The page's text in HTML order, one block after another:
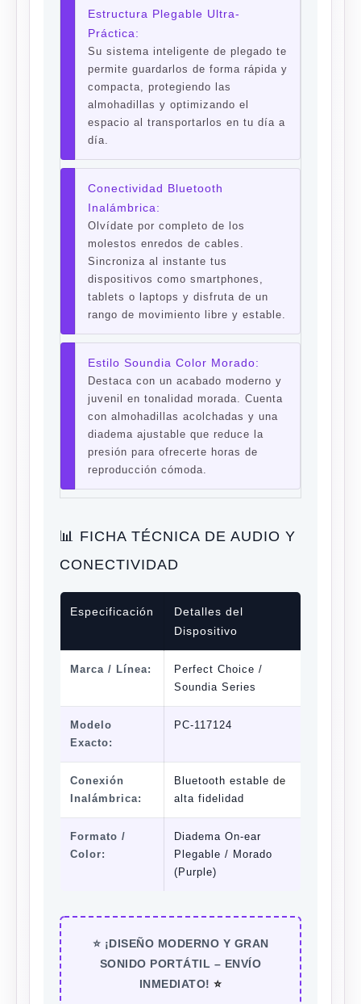
Estructura Plegable Ultra-
Práctica:
Su sistema inteligente de plegado te
permite guardarlos de forma rápida y
compacta, protegiendo las
almohadillas y optimizando el
espacio al transportarlos en tu día a
día.
Conectividad Bluetooth
Inalámbrica:
Olvídate por completo de los
molestos enredos de cables.
Sincroniza al instante tus
dispositivos como smartphones,
tablets o laptops y disfruta de un
rango de movimiento libre y estable.
Estilo Soundia Color Morado:
Destaca con un acabado moderno y
juvenil en tonalidad morada. Cuenta
con almohadillas acolchadas y una
diadema ajustable que reduce la
presión para ofrecerte horas de
reproducción cómoda.
📊 FICHA TÉCNICA DE AUDIO Y
CONECTIVIDAD
Especificación
Detalles del
Dispositivo
Marca / Línea:
Perfect Choice /
Soundia Series
Modelo
Exacto:
PC-117124
Conexión
Inalámbrica:
Bluetooth estable de
alta fidelidad
Formato /
Color:
Diadema On-ear
Plegable / Morado
(Purple)
⭐ ¡DISEÑO MODERNO Y GRAN
SONIDO PORTÁTIL – ENVÍO
INMEDIATO! ⭐